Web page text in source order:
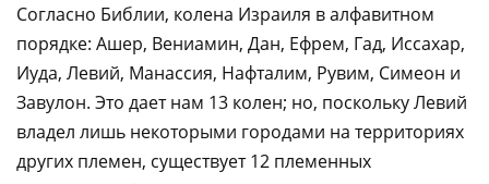
Согласно Библии, колена Израиля в алфавитном
порядке: Ашер, Вениамин, Дан, Ефрем, Гад, Иссахар,
Иуда, Левий, Манассия, Нафталим, Рувим, Симеон и
Завулон. Это дает нам 13 колен; но, поскольку Левий
владел лишь некоторыми городами на территориях
других племен, существует 12 племенных